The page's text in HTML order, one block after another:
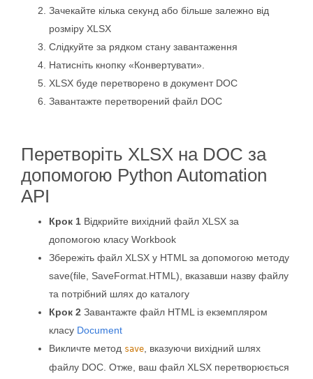
Зачекайте кілька секунд або більше залежно від
розміру XLSX
Слідкуйте за рядком стану завантаження
Натисніть кнопку «Конвертувати».
XLSX буде перетворено в документ DOC
Завантажте перетворений файл DOC
Перетворіть XLSX на DOC за
допомогою Python Automation
API
Крок 1 Відкрийте вихідний файл XLSX за
допомогою класу Workbook
Збережіть файл XLSX у HTML за допомогою методу
save(file, SaveFormat.HTML), вказавши назву файлу
та потрібний шлях до каталогу
Крок 2 Завантажте файл HTML із екземпляром
класу Document
Викличте метод save , вказуючи вихідний шлях
файлу DOC. Отже, ваш файл XLSX перетворюється